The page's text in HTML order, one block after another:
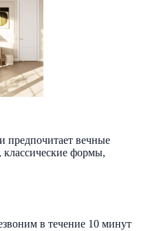
предпочитает вечные
формы,
в течение 10 минут